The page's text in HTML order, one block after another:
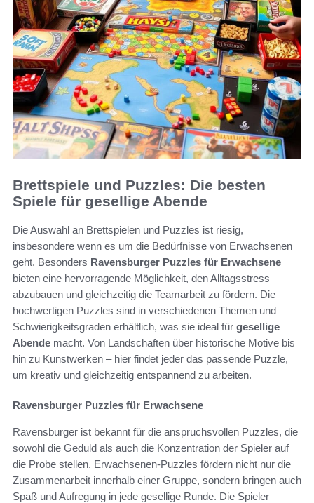
Brettspiele und Puzzles: Die besten
Spiele für gesellige Abende
Die Auswahl an Brettspielen und Puzzles ist riesig,
insbesondere wenn es um die Bedürfnisse von Erwachsenen
geht. Besonders Ravensburger Puzzles für Erwachsene
bieten eine hervorragende Möglichkeit, den Alltagsstress
abzubauen und gleichzeitig die Teamarbeit zu fördern. Die
hochwertigen Puzzles sind in verschiedenen Themen und
Schwierigkeitsgraden erhältlich, was sie ideal für gesellige
Abende macht. Von Landschaften über historische Motive bis
hin zu Kunstwerken – hier findet jeder das passende Puzzle,
um kreativ und gleichzeitig entspannend zu arbeiten.
Ravensburger Puzzles für Erwachsene
Ravensburger ist bekannt für die anspruchsvollen Puzzles, die
sowohl die Geduld als auch die Konzentration der Spieler auf
die Probe stellen. Erwachsenen-Puzzles fördern nicht nur die
Zusammenarbeit innerhalb einer Gruppe, sondern bringen auch
Spaß und Aufregung in jede gesellige Runde. Die Spieler